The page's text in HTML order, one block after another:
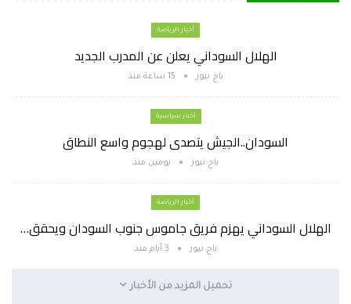
أخبار الرياضة
الهلال السوداني يعلن عن المدرب الجديد
باج نيوز 15 ساعة منذ
أخبار سياسية
السودان..الجيش يتصدى لهجوم واسع النطاق
باج نيوز يومين منذ
أخبار الرياضة
الهلال السوداني يهزم فريق جاموس جنوب السودان ويحقق…
باج نيوز 3 أيام منذ
تحميل المزيد من الأخبار